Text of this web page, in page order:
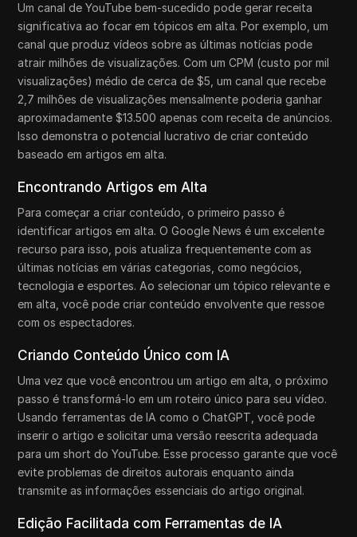
Um canal de YouTube bem-sucedido pode gerar receita
significativa ao focar em tópicos em alta. Por exemplo, um
canal que produz vídeos sobre as últimas notícias pode
atrair milhões de visualizações. Com um CPM (custo por mil
visualizações) médio de cerca de $5, um canal que recebe
2,7 milhões de visualizações mensalmente poderia ganhar
aproximadamente $13.500 apenas com receita de anúncios.
Isso demonstra o potencial lucrativo de criar conteúdo
baseado em artigos em alta.
Encontrando Artigos em Alta
Para começar a criar conteúdo, o primeiro passo é
identificar artigos em alta. O Google News é um excelente
recurso para isso, pois atualiza frequentemente com as
últimas notícias em várias categorias, como negócios,
tecnologia e esportes. Ao selecionar um tópico relevante e
em alta, você pode criar conteúdo envolvente que ressoe
com os espectadores.
Criando Conteúdo Único com IA
Uma vez que você encontrou um artigo em alta, o próximo
passo é transformá-lo em um roteiro único para seu vídeo.
Usando ferramentas de IA como o ChatGPT, você pode
inserir o artigo e solicitar uma versão reescrita adequada
para um short do YouTube. Esse processo garante que você
evite problemas de direitos autorais enquanto ainda
transmite as informações essenciais do artigo original.
Edição Facilitada com Ferramentas de IA